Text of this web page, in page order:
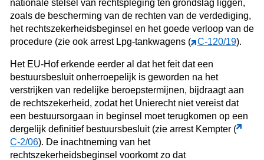
nationale stelsel van rechtspleging ten grondslag liggen,
zoals de bescherming van de rechten van de verdediging,
het rechtszekerheidsbeginsel en het goede verloop van de
procedure (zie ook arrest Lpg-tankwagens (
C‑120/19).
Het EU-Hof erkende eerder al dat het feit dat een
bestuursbesluit onherroepelijk is geworden na het
verstrijken van redelijke beroepstermijnen, bijdraagt aan
de rechtszekerheid, zodat het Unierecht niet vereist dat
een bestuursorgaan in beginsel moet terugkomen op een
dergelijk definitief bestuursbesluit (zie arrest Kempter (
C‑2/06). De inachtneming van het
rechtszekerheidsbeginsel voorkomt zo dat